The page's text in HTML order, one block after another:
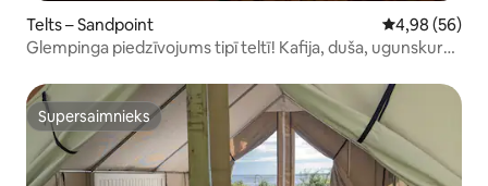
Telts – Sandpoint Vidējais
4,98 (56)
Glempinga piedzīvojums tipī teltī! Kafija, duša, ugunskura
Supersaimnieks
Supersaimnieks